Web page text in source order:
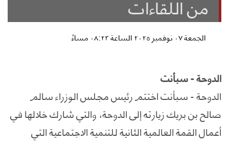
الجمعة ٠٧ نوفمبر ٢٠٢٥ الساعة ٠٨:٢٣ مساءً
الدوحة - سبأنت
الدوحة - سبأنت اختتم رئيس مجلس الوزراء سالم
صالح بن بريك زيارته إلى الدوحة، والتي شارك خلالها في
أعمال القمة العالمية الثانية للتنمية الاجتماعية التي